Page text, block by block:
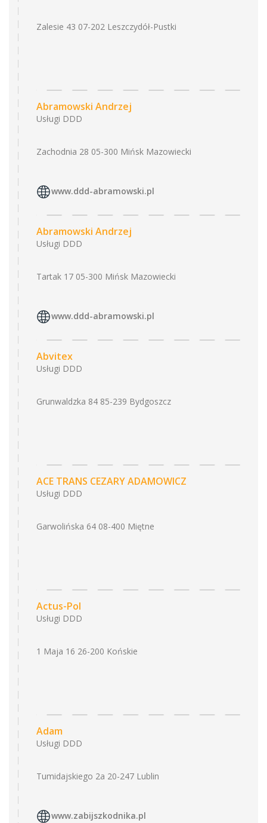
Zalesie 43 07-202 Leszczydół-Pustki
Abramowski Andrzej
Usługi DDD
Zachodnia 28 05-300 Mińsk Mazowiecki
www.ddd-abramowski.pl
Abramowski Andrzej
Usługi DDD
Tartak 17 05-300 Mińsk Mazowiecki
www.ddd-abramowski.pl
Abvitex
Usługi DDD
Grunwaldzka 84 85-239 Bydgoszcz
ACE TRANS CEZARY ADAMOWICZ
Usługi DDD
Garwolińska 64 08-400 Miętne
Actus-Pol
Usługi DDD
1 Maja 16 26-200 Końskie
Adam
Usługi DDD
Tumidajskiego 2a 20-247 Lublin
www.zabijszkodnika.pl